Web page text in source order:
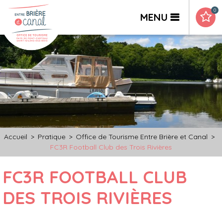
MENU
0
Accueil > Pratique > Office de Tourisme Entre Brière et Canal >
FC3R Football Club des Trois Rivières
FC3R FOOTBALL CLUB
DES TROIS RIVIÈRES